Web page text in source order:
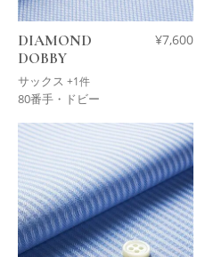
DIAMOND
DOBBY
サックス +1件
¥7,600
80番手・ドビー